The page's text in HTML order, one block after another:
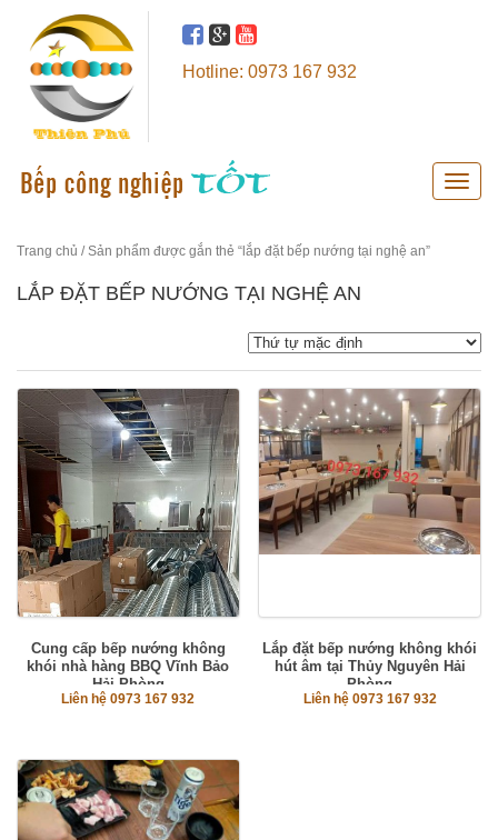
Hotline: 0973 167 932
Toggle
Trang chủ / Sản phẩm được gắn thẻ “lắp đặt bếp nướng tại nghệ an”
LẮP ĐẶT BẾP NƯỚNG TẠI NGHỆ AN
Cung cấp bếp nướng không
khói nhà hàng BBQ Vĩnh Bảo
Hải Phòng
Liên hệ 0973 167 932
Lắp đặt bếp nướng không khói
hút âm tại Thủy Nguyên Hải
Phòng
Liên hệ 0973 167 932